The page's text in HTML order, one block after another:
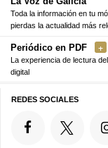
Toda la información en tu
pierdas la actualidad más
Periódico en PDF
La experiencia de lectura
digital
REDES SOCIALES